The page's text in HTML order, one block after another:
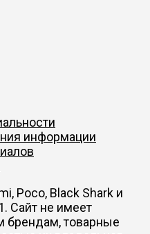
информации
Poco, Black Shark и
Сайт не имеет
брендам, товарные